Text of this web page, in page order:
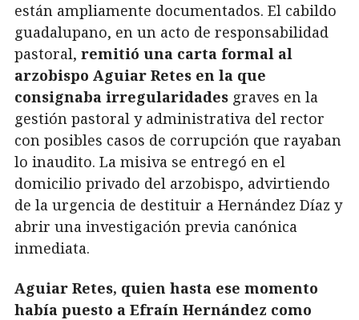
están ampliamente documentados. El cabildo
guadalupano, en un acto de responsabilidad
pastoral, remitió una carta formal al
arzobispo Aguiar Retes en la que
consignaba irregularidades graves en la
gestión pastoral y administrativa del rector
con posibles casos de corrupción que rayaban
lo inaudito. La misiva se entregó en el
domicilio privado del arzobispo, advirtiendo
de la urgencia de destituir a Hernández Díaz y
abrir una investigación previa canónica
inmediata.
Aguiar Retes, quien hasta ese momento
había puesto a Efraín Hernández como